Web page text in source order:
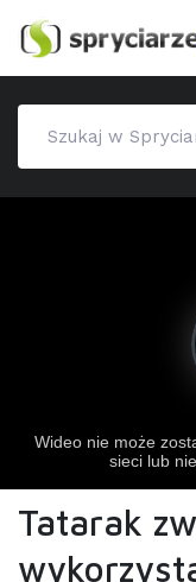
Tatarak